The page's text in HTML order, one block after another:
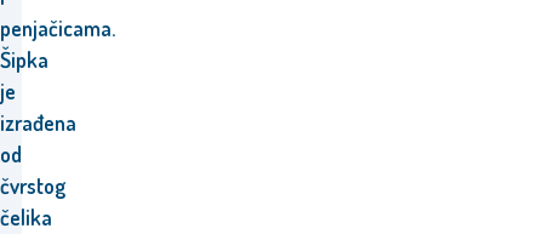
penjačicama.
Šipka
je
izrađena
od
čvrstog
čelika